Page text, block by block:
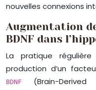
nouvelles connexions
Augmentation
BDNF dans
La pratique
production d’un
BDNF (Brain-